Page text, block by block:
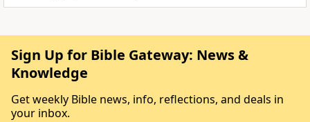
Sign Up for Bible Gateway: News &
Knowledge
Get weekly Bible news, info, reflections, and deals in
your inbox.